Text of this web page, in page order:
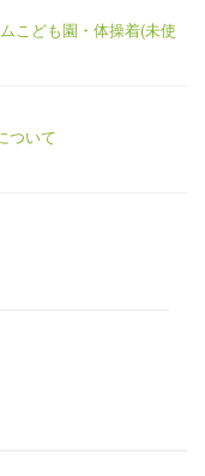
こども園・体操着(未使
ついて